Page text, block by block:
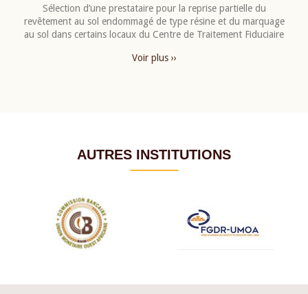
Sélection d’une prestataire pour la reprise partielle du
revêtement au sol endommagé de type résine et du marquage
au sol dans certains locaux du Centre de Traitement Fiduciaire
Voir plus ››
AUTRES INSTITUTIONS